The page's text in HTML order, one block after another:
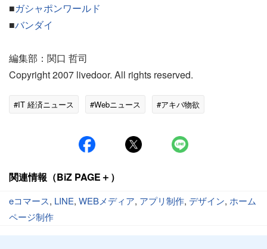
■ガシャポンワールド
■バンダイ
編集部：関口 哲司
Copyright 2007 livedoor. All rights reserved.
#IT 経済ニュース #Webニュース #アキバ物欲
関連情報（BiZ PAGE＋）
eコマース, LINE, WEBメディア, アプリ制作, デザイン, ホーム
ページ制作